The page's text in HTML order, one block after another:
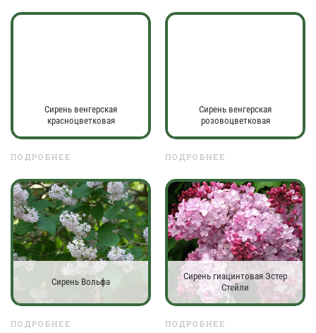
Сирень венгерская
красноцветковая
ПОДРОБНЕЕ
Сирень венгерская
розовоцветковая
ПОДРОБНЕЕ
Сирень Вольфа
ПОДРОБНЕЕ
Сирень гиацинтовая Эстер
Стейли
ПОДРОБНЕЕ